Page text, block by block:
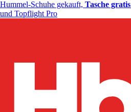
Hummel-Schuhe gekauft, Tasche gratis
und Topflight Pro